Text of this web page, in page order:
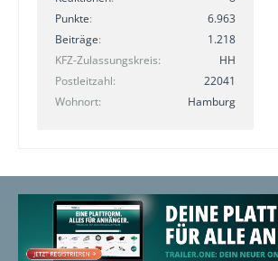
Punkte
6.963
Beiträge
1.218
KFZ-Zulassungskreis
HH
Postleitzahl
22041
Wohnort
Hamburg